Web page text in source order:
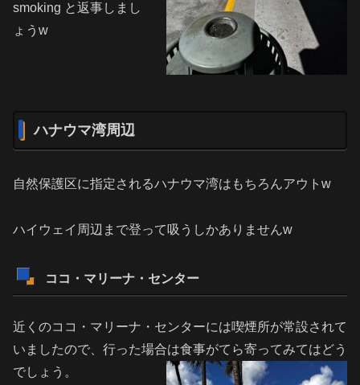
smoking と返事しまし
ょうw
ハナウマ湾周辺
自然保護区に指定されるハナウマ湾はもちろんアウトw
ハイウェイ周辺まで登って吸うしかありませんw
ココ・マリーナ・センター
近くのココ・マリーナ・センターには喫煙所が常設されて
いましたので、行った場合は食事がてら寄ってみてはどう
でしょう。